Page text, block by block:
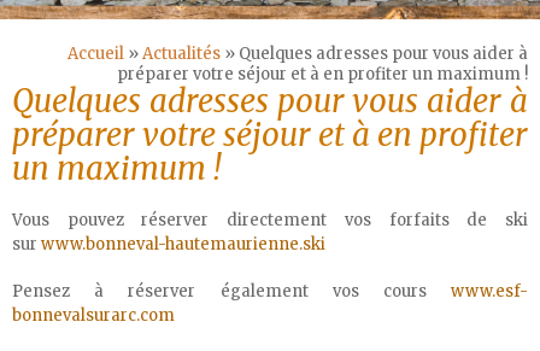
Accueil »Actualités » Quelques adresses pour vous aider à
préparer votre séjour et à en profiter un maximum !
Quelques adresses pour vous aider à
préparer votre séjour et à en profiter
un maximum !
Vous pouvez réserver directement vos forfaits de ski
sur www.bonneval-hautemaurienne.ski
Pensez à réserver également vos cours www.esf-
bonnevalsurarc.com